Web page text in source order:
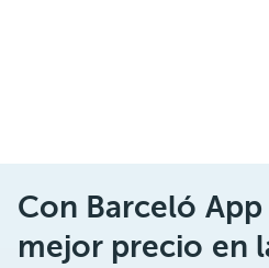
Con Barceló
mejor precio en